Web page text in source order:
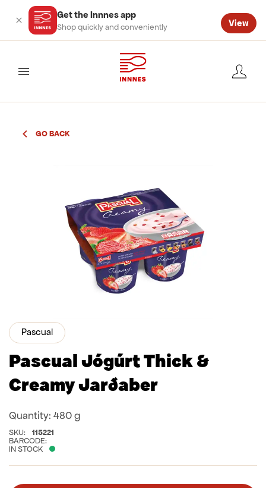
Get the Innnes app
Shop quickly and conveniently View
valmynd
GO BACK
Pascual
Pascual Jógúrt Thick &
Creamy Jarðaber
Quantity: 480 g
SKU:
115221
BARCODE:
IN STOCK